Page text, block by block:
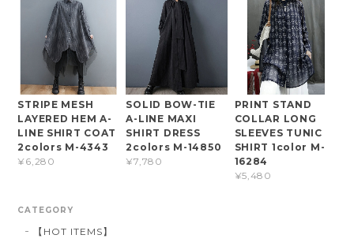
STRIPE MESH
LAYERED HEM A-
LINE SHIRT COAT
2colors M-4343
¥6,280
SOLID BOW-TIE
A-LINE MAXI
SHIRT DRESS
2colors M-14850
¥7,780
PRINT STAND
COLLAR LONG
SLEEVES TUNIC
SHIRT 1color M-
16284
¥5,480
CATEGORY
【HOT ITEMS】